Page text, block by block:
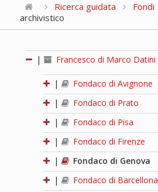
Ricerca guidata Fondi
archivistico
| Francesco di Marco Datini
|
Fondaco di Avignone
|
Fondaco di Prato
|
Fondaco di Pisa
|
Fondaco di Firenze
|
Fondaco di Genova
|
Fondaco di Barcellona